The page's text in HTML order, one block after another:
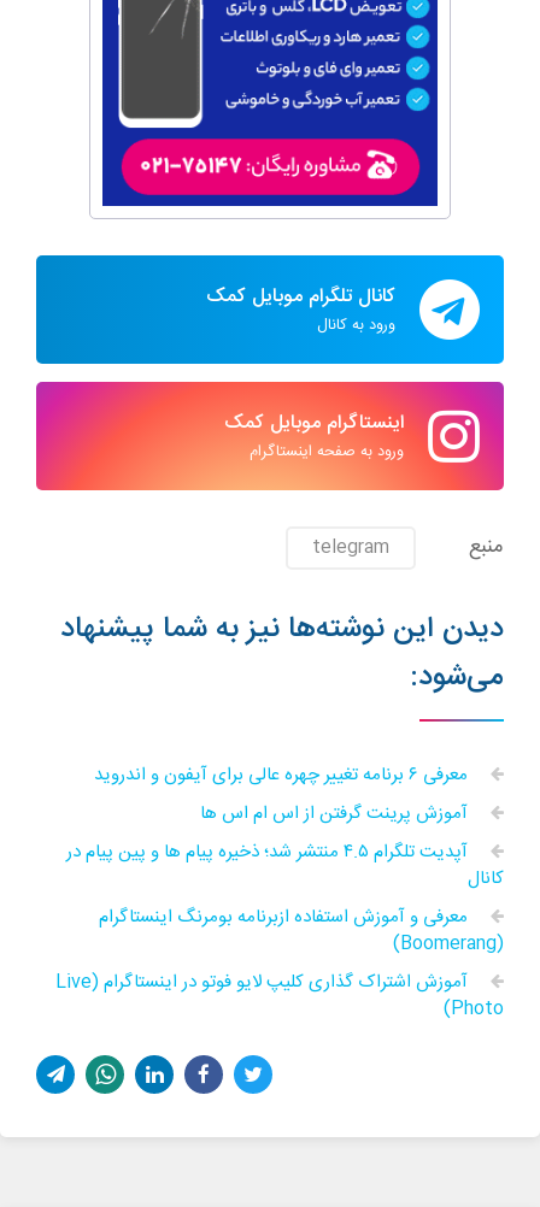
کانال تلگرام موبایل کمک
ورود به کانال
اینستاگرام موبایل کمک
ورود به صفحه اینستاگرام
منبع telegram
دیدن این نوشته‌ها نیز به شما پیشنهاد
می‌شود:
معرفی ۶ برنامه تغییر چهره عالی برای آیفون و اندروید
آموزش پرینت گرفتن از اس ام اس ها
آپدیت تلگرام ۴.۵ منتشر شد؛ ذخیره پیام ها و پین پیام در
کانال
معرفی و آموزش استفاده ازبرنامه بومرنگ اینستاگرام
(Boomerang)
آموزش اشتراک گذاری کلیپ لایو فوتو در اینستاگرام (Live
Photo)